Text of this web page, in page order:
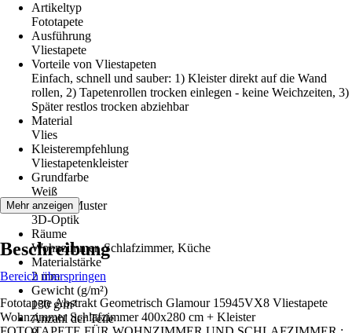
Artikeltyp
Fototapete
Ausführung
Vliestapete
Vorteile von Vliestapeten
Einfach, schnell und sauber: 1) Kleister direkt auf die Wand
rollen, 2) Tapetenrollen trocken einlegen - keine Weichzeiten, 3)
Später restlos trocken abziehbar
Material
Vlies
Kleisterempfehlung
Vliestapetenkleister
Grundfarbe
Weiß
Dekor / Muster
3D-Optik
Räume
Wohnzimmer, Schlafzimmer, Küche
Materialstärke
2 mm
Gewicht (g/m²)
130 g/m²
Anzahl der Teile
Mehr anzeigen
Beschreibung
Bereich überspringen
Fototapete Abstrakt Geometrisch Glamour 15945VX8 Vliestapete
Wohnzimmer Schlafzimmer 400x280 cm + Kleister